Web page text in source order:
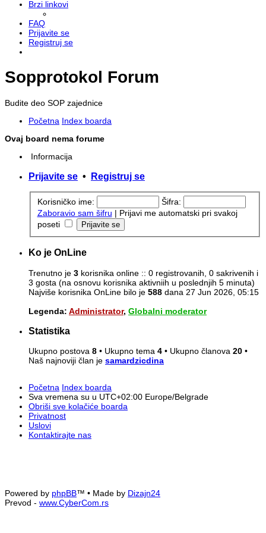
Brzi linkovi
FAQ
Prijavite se
Registruj se
Sopprotokol Forum
Budite deo SOP zajednice
Početna Index boarda
Ovaj board nema forume
Informacija
Prijavite se • Registruj se
Korisničko ime:
Šifra:
Zaboravio sam šifru | Prijavi me automatski pri svakoj
poseti
Ko je OnLine
Trenutno je 3 korisnika online :: 0 registrovanih, 0 sakrivenih i
3 gosta (na osnovu korisnika aktivniih u poslednjih 5 minuta)
Najviše korisnika OnLine bilo je 588 dana 27 Jun 2026, 05:15
Legenda: Administrator, Globalni moderator
Statistika
Ukupno postova 8 • Ukupno tema 4 • Ukupno članova 20 •
Naš najnoviji član je samardzicdina
Početna Index boarda
Sva vremena su u UTC+02:00 Europe/Belgrade
Obriši sve kolačiće boarda
Privatnost
Uslovi
Kontaktirajte nas
Powered by phpBB™ • Made by Dizajn24
Prevod - www.CyberCom.rs